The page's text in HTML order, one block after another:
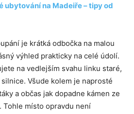
ubytování na Madeiře – tipy od
je krátká odbočka na malou
výhled prakticky na celé údolí.
na vedlejším svahu linku staré,
Všude kolem je naprosté
a občas jak dopadne kámen ze
Tohle místo opravdu není